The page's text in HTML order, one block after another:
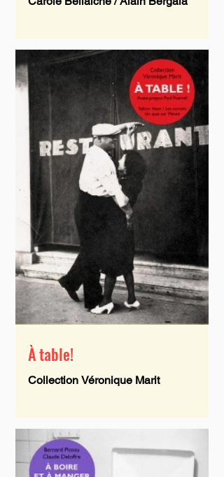
À table!
Collection Véronique Marit